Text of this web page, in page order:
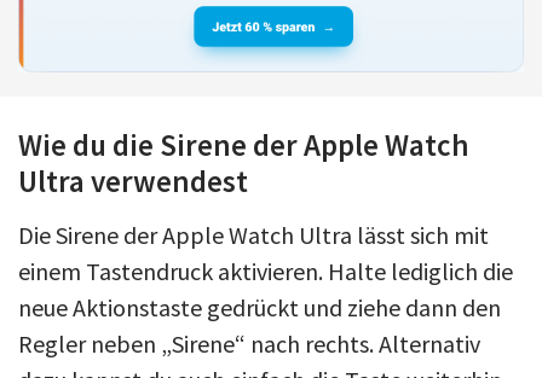
Wie du die Sirene der Apple Watch
Ultra verwendest
Die Sirene der Apple Watch Ultra lässt sich mit
einem Tastendruck aktivieren. Halte lediglich die
neue Aktionstaste gedrückt und ziehe dann den
Regler neben „Sirene“ nach rechts. Alternativ